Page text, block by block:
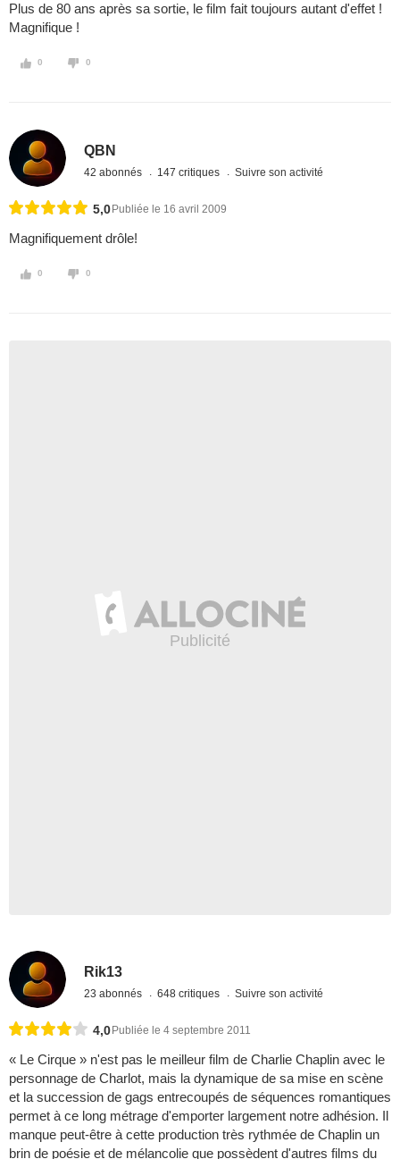
Plus de 80 ans après sa sortie, le film fait toujours autant d'effet !
Magnifique !
0 0
QBN
42 abonnés 147 critiques Suivre son activité
5,0 Publiée le 16 avril 2009
Magnifiquement drôle!
0 0
Rik13
23 abonnés 648 critiques Suivre son activité
4,0 Publiée le 4 septembre 2011
« Le Cirque » n'est pas le meilleur film de Charlie Chaplin avec le
personnage de Charlot, mais la dynamique de sa mise en scène
et la succession de gags entrecoupés de séquences romantiques
permet à ce long métrage d'emporter largement notre adhésion. Il
manque peut-être à cette production très rythmée de Chaplin un
brin de poésie et de mélancolie que possèdent d'autres films du